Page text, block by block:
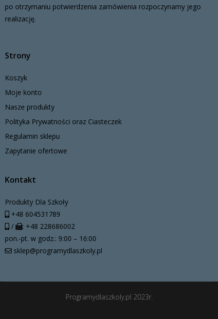
po otrzymaniu potwierdzenia zamówienia rozpoczynamy jego
realizację.
Strony
Koszyk
Moje konto
Nasze produkty
Polityka Prywatności oraz Ciasteczek
Regulamin sklepu
Zapytanie ofertowe
Kontakt
Produkty Dla Szkoły
+48 604531789
/
: +48 228686002
pon.-pt. w godz.: 9:00 – 16:00
sklep@programydlaszkoly.pl
Programydlaszkoly.pl 2023r.